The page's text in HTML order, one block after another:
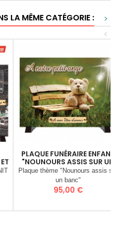
LA MÊME CATÉGORIE :
>
<
PLAQUE FUNÉRAIRE ENFANT
"NOUNOURS ASSIS SUR UN
BANC"
Plaque thème "Nounours assis sur
un banc"
Prix
95,00 €